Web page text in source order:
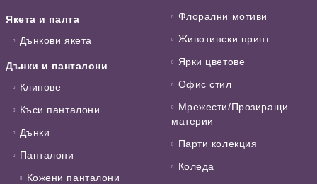
Якета и палта
Дънкови якета
Дънки и панталони
Клинове
Къси панталони
Дънки
Панталони
Кожени панталони
Флорални мотиви
Животински принт
Ярки цветове
Офис стил
Мрежести/Прозиращи
материи
Парти колекция
Коледа